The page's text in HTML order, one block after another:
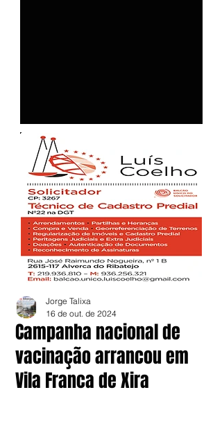
Campanha nacional de
vacinação arrancou em
Vila Franca de Xira
Jorge Talixa
16 de out. de 2024